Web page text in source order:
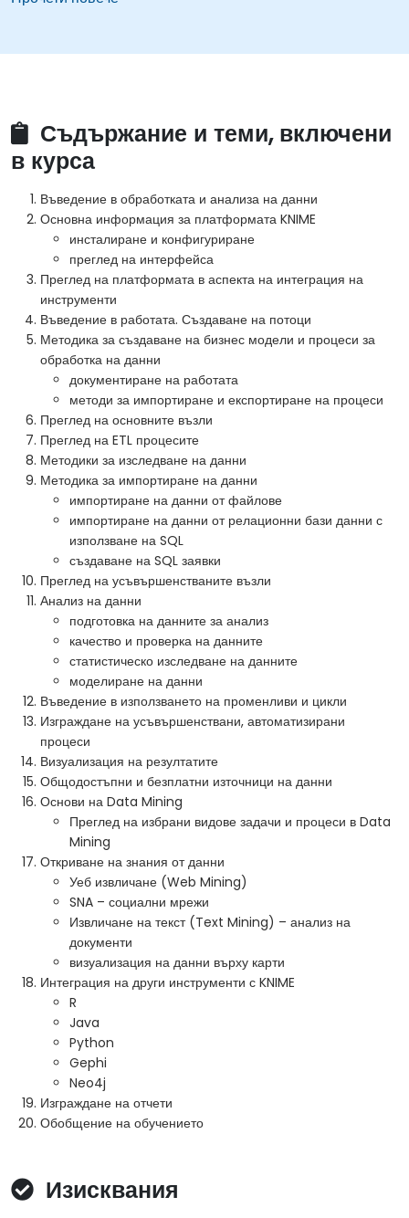
предварителна обработка (ETL), моделиране, анализ и
програмиране (или с минимални такива нужди). KNIME,
Съдържание и теми, включени
в курса
Въведение в обработката и анализа на данни
Основна информация за платформата KNIME
инсталиране и конфигуриране
преглед на интерфейса
Преглед на платформата в аспекта на интеграция на
инструменти
Въведение в работата. Създаване на потоци
Методика за създаване на бизнес модели и процеси за
обработка на данни
документиране на работата
методи за импортиране и експортиране на процеси
Преглед на основните възли
Преглед на ETL процесите
Методики за изследване на данни
Методика за импортиране на данни
импортиране на данни от файлове
импортиране на данни от релационни бази данни с
използване на SQL
създаване на SQL заявки
Преглед на усъвършенстваните възли
Анализ на данни
подготовка на данните за анализ
качество и проверка на данните
статистическо изследване на данните
моделиране на данни
Въведение в използването на променливи и цикли
Изграждане на усъвършенствани, автоматизирани
процеси
Визуализация на резултатите
Общодостъпни и безплатни източници на данни
Основи на Data Mining
Преглед на избрани видове задачи и процеси в Data
Mining
Откриване на знания от данни
Уеб извличане (Web Mining)
SNA – социални мрежи
Извличане на текст (Text Mining) – анализ на
документи
визуализация на данни върху карти
Интеграция на други инструменти с KNIME
R
Java
Python
Gephi
Neo4j
Изграждане на отчети
Обобщение на обучението
Изисквания